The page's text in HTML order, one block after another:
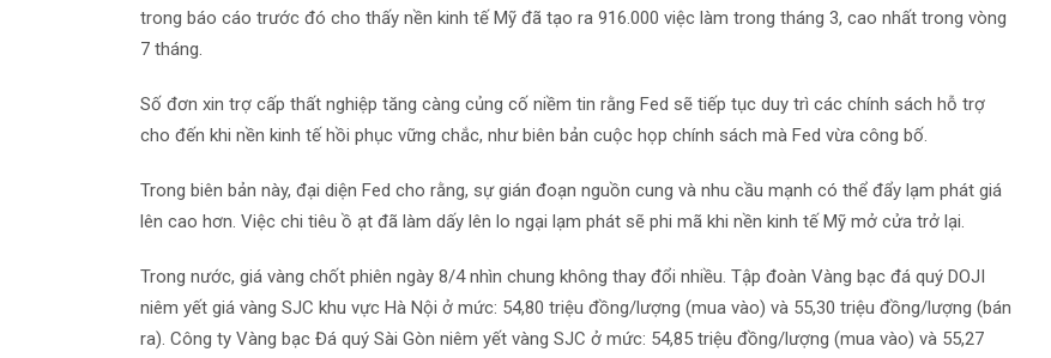
trong báo cáo trước đó cho thấy nền kinh tế Mỹ đã tạo ra 916.000 việc làm trong tháng 3, cao nhất trong vòng
7 tháng.
Số đơn xin trợ cấp thất nghiệp tăng càng củng cố niềm tin rằng Fed sẽ tiếp tục duy trì các chính sách hỗ trợ
cho đến khi nền kinh tế hồi phục vững chắc, như biên bản cuộc họp chính sách mà Fed vừa công bố.
Trong biên bản này, đại diện Fed cho rằng, sự gián đoạn nguồn cung và nhu cầu mạnh có thể đẩy lạm phát giá
lên cao hơn. Việc chi tiêu ồ ạt đã làm dấy lên lo ngại lạm phát sẽ phi mã khi nền kinh tế Mỹ mở cửa trở lại.
Trong nước, giá vàng chốt phiên ngày 8/4 nhìn chung không thay đổi nhiều. Tập đoàn Vàng bạc đá quý DOJI
niêm yết giá vàng SJC khu vực Hà Nội ở mức: 54,80 triệu đồng/lượng (mua vào) và 55,30 triệu đồng/lượng (bán
ra). Công ty Vàng bạc Đá quý Sài Gòn niêm yết vàng SJC ở mức: 54,85 triệu đồng/lượng (mua vào) và 55,27